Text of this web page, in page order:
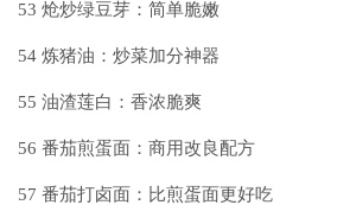
53 炝炒绿豆芽：简单脆嫩
54 炼猪油：炒菜加分神器
55 油渣莲白：香浓脆爽
56 番茄煎蛋面：商用改良配方
57 番茄打卤面：比煎蛋面更好吃